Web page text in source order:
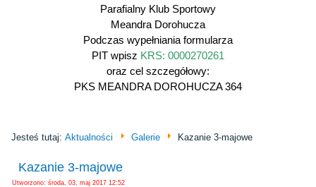
Parafialny Klub Sportowy
Meandra Dorohucza
Podczas wypełniania formularza
PIT wpisz KRS: 0000270261
oraz cel szczegółowy:
PKS MEANDRA DOROHUCZA 364
Jesteś tutaj:Aktualności Galerie Kazanie 3-majowe
Kazanie 3-majowe
Utworzono: środa, 03, maj 2017 12:52